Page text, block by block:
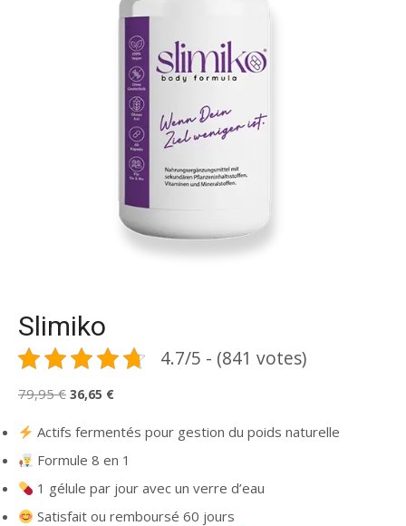
Slimiko
4.7/5 - (841 votes)
79,95€ Le
initial
était :
79,95 €.
36,65 €Le
actuel
est :
36,65 €.
Actifs fermentés pour gestion du poids naturelle
Formule 8 en 1
1 gélule par jour avec un verre d’eau
Satisfait ou remboursé 60 jours